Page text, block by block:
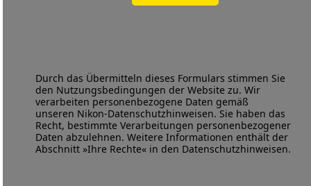
Durch das Übermitteln dieses Formulars stimmen Sie
den Nutzungsbedingungen der Website zu. Wir
verarbeiten personenbezogene Daten gemäß
unseren Nikon-Datenschutzhinweisen. Sie haben das
Recht, bestimmte Verarbeitungen personenbezogener
Daten abzulehnen. Weitere Informationen enthält der
Abschnitt »Ihre Rechte« in den Datenschutzhinweisen.